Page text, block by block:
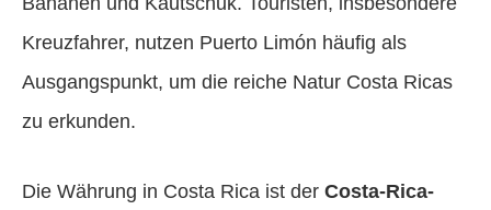
Kreuzfahrer, nutzen Puerto Limón häufig als
Ausgangspunkt, um die reiche Natur Costa Ricas
zu erkunden.
Die Währung in Costa Rica ist der Costa-Rica-